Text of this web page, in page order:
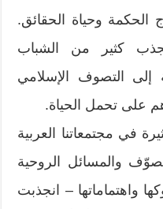
الحكمة وحياة الحقائق.
كثير من الشباب
إلى التصوف الإسلامي
على تحمل الحياة.
في مجتمعاتنا العربية
والمسائل الروحية
واهتماماتها – انجذبت